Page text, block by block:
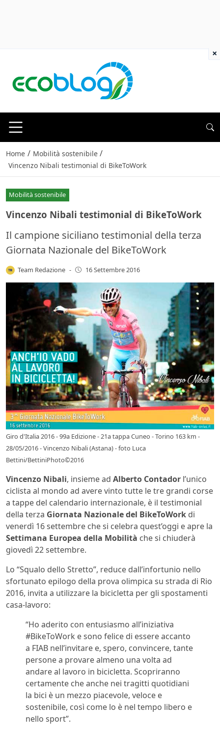
Home / Mobilità sostenibile /
Vincenzo Nibali testimonial di BikeToWork
Mobilità sostenibile
Vincenzo Nibali testimonial di BikeToWork
Il campione siciliano testimonial della terza
Giornata Nazionale del BikeToWork
Team Redazione - 16 Settembre 2016
Giro d'Italia 2016 - 99a Edizione - 21a tappa Cuneo - Torino 163 km -
28/05/2016 - Vincenzo Nibali (Astana) - foto Luca
Bettini/BettiniPhoto©2016
Vincenzo Nibali, insieme ad Alberto Contador l’unico
ciclista al mondo ad avere vinto tutte le tre grandi corse
a tappe del calendario internazionale, è il testimonial
della terza Giornata Nazionale del BikeToWork di
venerdì 16 settembre che si celebra quest’oggi e apre la
Settimana Europea della Mobilità che si chiuderà
giovedì 22 settembre.
Lo “Squalo dello Stretto”, reduce dall’infortunio nello
sfortunato epilogo della prova olimpica su strada di Rio
2016, invita a utilizzare la bicicletta per gli spostamenti
casa-lavoro:
“Ho aderito con entusiasmo all’iniziativa
#BikeToWork e sono felice di essere accanto
a FIAB nell’invitare e, spero, convincere, tante
persone a provare almeno una volta ad
andare al lavoro in bicicletta. Scopriranno
certamente che anche nei tragitti quotidiani
la bici è un mezzo piacevole, veloce e
sostenibile, così come lo è nel tempo libero e
nello sport”.
×